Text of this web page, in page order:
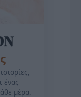
ένας
μέρα.